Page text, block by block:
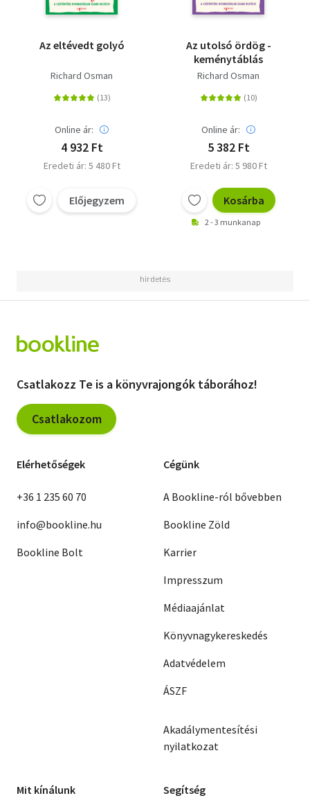
Az eltévedt golyó
Richard Osman
Online ár:
4 932 Ft
Eredeti ár: 5 480 Ft
Előjegyzem
Az utolsó ördög -
keménytáblás
Richard Osman
Online ár:
5 382 Ft
Eredeti ár: 5 980 Ft
Kosárba
2 - 3 munkanap
Csatlakozz Te is a könyvrajongók táborához!
Csatlakozom
Elérhetőségek
+36 1 235 60 70
info@bookline.hu
Bookline Bolt
Cégünk
A Bookline-ról bővebben
Bookline Zöld
Karrier
Impresszum
Médiaajánlat
Könyvnagykereskedés
Adatvédelem
ÁSZF
Akadálymentesítési
nyilatkozat
Mit kínálunk Segítség